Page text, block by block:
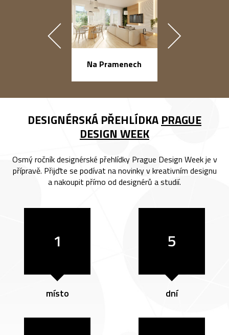
Na Pramenech
DESIGNÉRSKÁ PŘEHLÍDKA PRAGUE
DESIGN WEEK
Osmý ročník designérské přehlídky Prague Design Week je v
přípravě. Přijďte se podívat na novinky v kreativním designu
a nakoupit přímo od designérů a studií.
1
místo
5
dní